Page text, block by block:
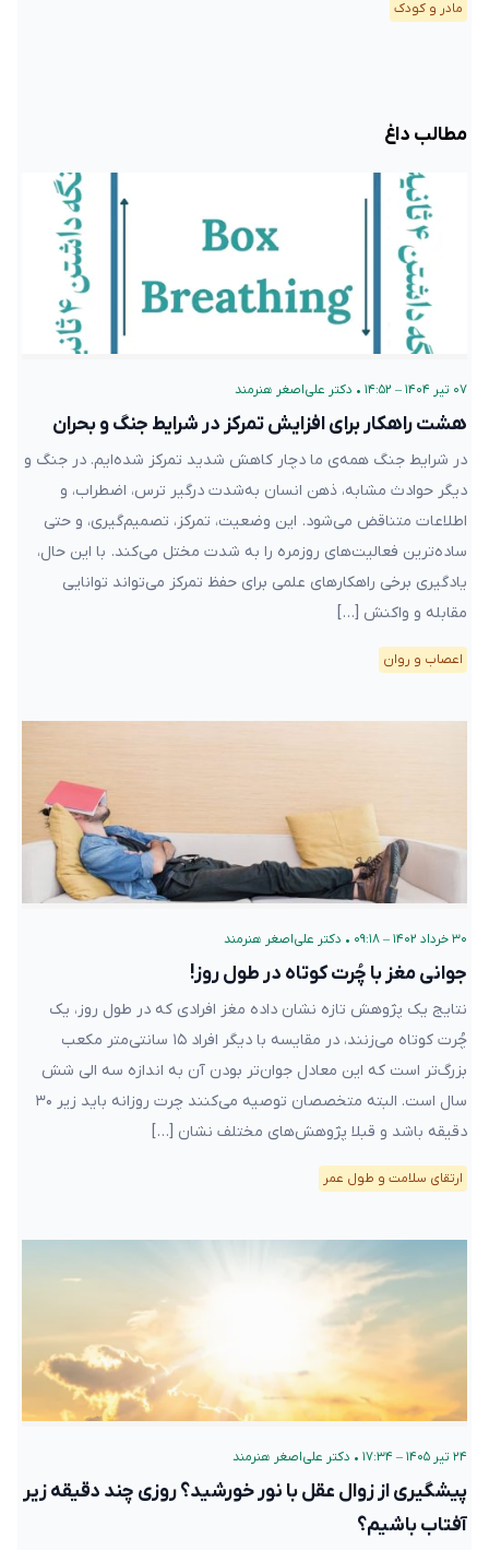
مادر و کودک
مطالب داغ
۰۷ تیر ۱۴۰۴ – ۱۴:۵۲ • دکتر علی‌اصغر هنرمند
هشت راهکار برای افزایش تمرکز در شرایط جنگ و بحران
در شرایط جنگ همه‌ی ما دچار کاهش شدید تمرکز شده‌ایم. در جنگ و
دیگر حوادث مشابه، ذهن انسان به‌شدت درگیر ترس، اضطراب، و
اطلاعات متناقض می‌شود. این وضعیت، تمرکز، تصمیم‌گیری، و حتی
ساده‌ترین فعالیت‌های روزمره را به شدت مختل می‌کند. با این حال،
یادگیری برخی راهکارهای علمی برای حفظ تمرکز می‌تواند توانایی
مقابله و واکنش […]
اعصاب و روان
۳۰ خرداد ۱۴۰۲ – ۰۹:۱۸ • دکتر علی‌اصغر هنرمند
جوانی مغز با چُرت کوتاه در طول روز!
نتایج یک پژوهش تازه نشان داده مغز افرادی که در طول روز، یک
چُرت کوتاه می‌زنند، در مقایسه با دیگر افراد ۱۵ سانتی‌متر مکعب
بزرگ‌تر است که این معادل جوان‌تر بودن آن به اندازه سه الی شش
سال است. البته متخصصان توصیه می‌کنند چرت روزانه باید زیر ۳۰
دقیقه باشد و قبلا پژوهش‌های مختلف نشان […]
ارتقای سلامت و طول عمر
۲۴ تیر ۱۴۰۵ – ۱۷:۳۴ • دکتر علی‌اصغر هنرمند
پیشگیری از زوال عقل با نور خورشید؟ روزی چند دقیقه زیر
آفتاب باشیم؟